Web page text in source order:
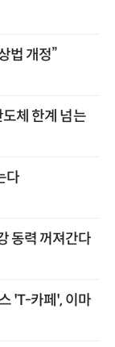
법 개정”
체 한계 넘는
다
동력 꺼져간다
'T-카페', 이마